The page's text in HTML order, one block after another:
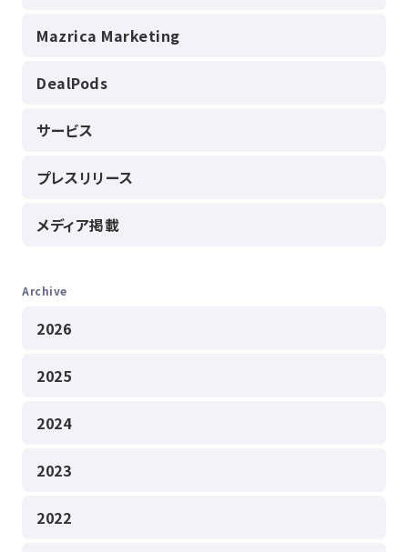
Mazrica Marketing
DealPods
サービス
プレスリリース
メディア掲載
Archive
2026
2025
2024
2023
2022